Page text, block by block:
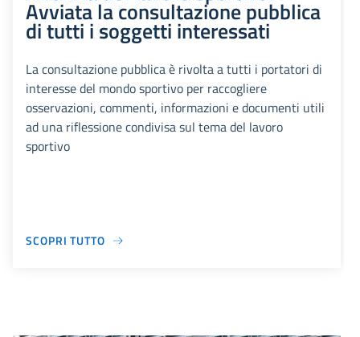
Avviata la consultazione pubblica
di tutti i soggetti interessati
La consultazione pubblica è rivolta a tutti i portatori di
interesse del mondo sportivo per raccogliere
osservazioni, commenti, informazioni e documenti utili
ad una riflessione condivisa sul tema del lavoro
sportivo
SCOPRI TUTTO